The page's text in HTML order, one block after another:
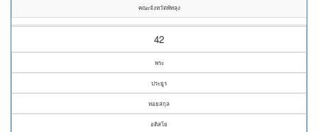
คณะจังหวัดพัทลุง
42
พระ
ประยูร
หอยสกุล
อติสโย